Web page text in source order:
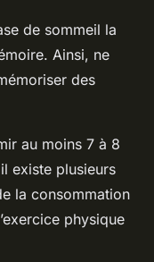
de sommeil la
Ainsi, ne
des
au moins 7 à 8
existe plusieurs
la consommation
physique